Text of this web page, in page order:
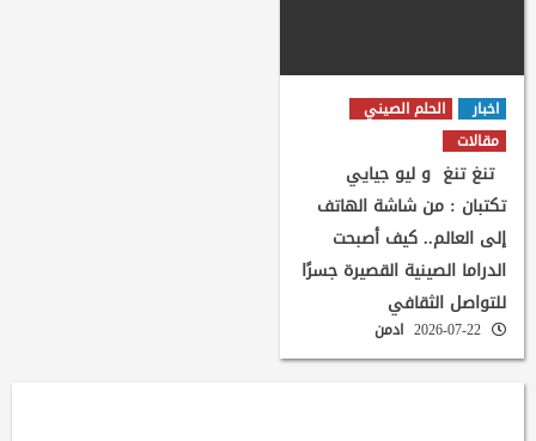
اخبار
الحلم الصيني
مقالات
تنغ تنغ و ليو جيايي
تكتبان : من شاشة الهاتف
إلى العالم.. كيف أصبحت
الدراما الصينية القصيرة جسرًا
للتواصل الثقافي
ادمن